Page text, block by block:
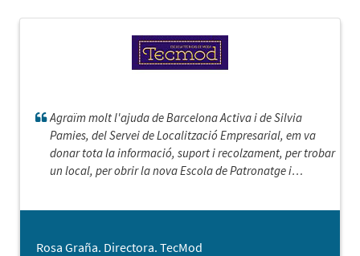
Agraïm molt l'ajuda de Barcelona Activa i de Silvia
Pamies, del Servei de Localització Empresarial, em va
donar tota la informació, suport i recolzament, per trobar
un local, per obrir la nova Escola de Patronatge i
Rosa Graña. Directora. TecMod